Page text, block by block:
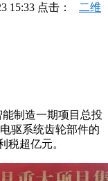
15:33 点击： 二维
制造一期项目总投
驱系统齿轮部件的
税超亿元。